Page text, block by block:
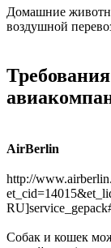
Домашние
воздушной
AirBerlin
http://
Собак и кошек